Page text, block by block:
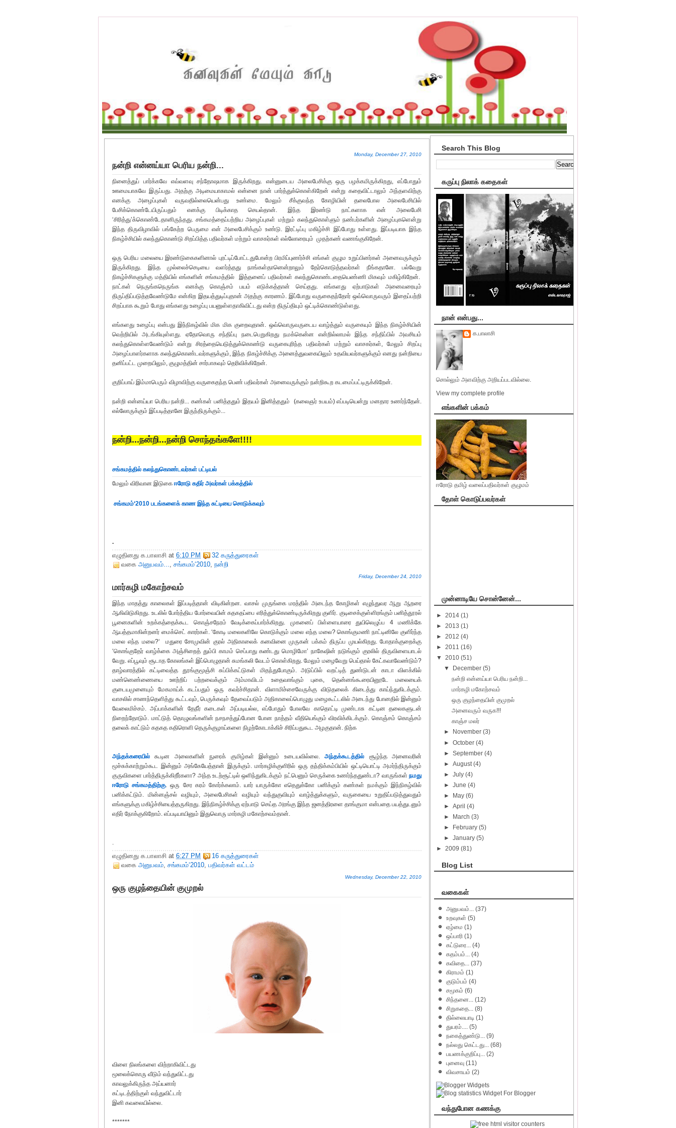
Monday, December 27, 2010
நன்றி என்னய்யா பெரிய நன்றி...
நினைத்துப் பார்க்கவே எவ்வளவு சந்தோஷமாக இருக்கிறது. என்னுடைய அலைபேசிக்கு ஒரு பழக்கமிருக்கிறது, எப்போதும்
ஊமையாகவே இருப்பது. அதற்கு அடிமையாகாமல் என்னை நான் பார்த்துக்கொள்கிறேன் என்று கதைவிட்டாலும் அந்தளவிற்கு
எனக்கு அழைப்புகள் வருவதில்லையென்பது உண்மை. மேலும் சீக்குவந்த கோழியின் தலைபோல அலைபேசியில்
பேசிக்கொண்டேயிருப்பதும் எனக்கு பிடிக்காத செயல்தான். இந்த இரண்டு நாட்களாக என் அலைபேசி
‘சிரித்து’க்கொண்டேதானிருந்தது. சங்கமத்தைப்பற்றிய அழைப்புகள் மற்றும் கலந்துகொள்ளும் நண்பர்களின் அழைப்புகளென்று
இந்த திருவிழாவில் பங்கேற்ற பெருமை என் அலைபேசிக்கும் உண்டு. இரட்டிப்பு மகிழ்ச்சி இப்போது உள்ளது. இப்படியாக இந்த
நிகழ்ச்சியில் கலந்துகொண்டு சிறப்பித்த பதிவர்கள் மற்றும் வாசகர்கள் எல்லோரையும் முதற்கண் வணங்குகிறேன்.
ஒரு பெரிய மலையை இரண்டுகைகளினால் புரட்டிப்போட்டதுபோன்ற பிரமிப்புணர்ச்சி எங்கள் குழும உறுப்பினர்கள் அனைவருக்கும்
இருக்கிறது. இந்த முல்லைச்செடியை வளர்த்தது நாங்கள்தானென்றாலும் தேர்கொடுத்தவர்கள் நீங்கதானே. பல்வேறு
நிகழ்ச்சிகளுக்கு மத்தியில் எங்களின் சங்கமத்தில் இத்தனைப் பதிவர்கள் கலந்துகொண்டதையெண்ணி மிகவும் மகிழ்கிறேன்.
நாட்கள் நெருங்கநெருங்க எனக்கு கொஞ்சம் பயம் எடுக்கத்தான் செய்தது. எங்களது ஏற்பாடுகள் அனைவரையும்
திருப்திப்படுத்தவேண்டுமே என்கிற இதயத்துடிப்புதான் அதற்கு காரணம். இப்போது வருகைதந்தோர் ஒவ்வொருவரும் இதைப்பற்றி
சிறப்பாக கூறும் போது எங்களது உழைப்பு பயனுள்ளதாகிவிட்டது என்ற திருப்தியும் ஒட்டிக்கொண்டுள்ளது.
எங்களது உழைப்பு என்பது இந்நிகழ்வில் மிக மிக குறைவுதான். ஒவ்வொருவருடைய வாழ்த்தும் வருகையும் இந்த நிகழ்ச்சியின்
வெற்றியில் அடங்கியுள்ளது. ஏதோவொரு சந்திப்பு நடைபெறுகிறது நமக்கென்ன என்றில்லாமல் இந்த சந்திப்பில் அவசியம்
கலந்துகொள்ளவேண்டும் என்று சிரத்தையெடுத்துக்கொண்டு வருகைபுரிந்த பதிவர்கள் மற்றும் வாசகர்கள், மேலும் சிறப்பு
அழைப்பாளர்களாக கலந்துகொண்டவர்களுக்கும், இந்த நிகழ்ச்சிக்கு அனைத்துவகையிலும் உதவியவர்களுக்கும் எனது நன்றியை
தனிப்பட்ட முறையிலும், குழுமத்தின் சார்பாகவும் தெரிவிக்கிறேன்.
குறிப்பாய் இம்மாபெரும் விழாவிற்கு வருகைதந்த பெண் பதிவர்கள் அனைவருக்கும் நன்றிகூற கடமைப்பட்டிருக்கிறேன்.
நன்றி என்னய்யா பெரிய நன்றி... கண்கள் பனித்ததும் இதயம் இனித்ததும் (கலைஞர் உபயம்) எப்படியென்று மனதார உணர்ந்தேன்.
எல்லோருக்கும் இப்படித்தானே இருந்திருக்கும்...
நன்றி...நன்றி...நன்றி சொந்தங்களே!!!!
சங்கமத்தில் கலந்துகொண்டவர்கள் பட்டியல்
மேலும் விரிவான இடுகை ஈரோடு கதிர் அவர்கள் பக்கத்தில்
சங்கமம்‘2010 படங்களைக் காண இந்த சுட்டியை சொடுக்கவும்
.
எழுதினது க.பாலாசி at 6:10 PM
32 கருத்துரைகள்
வகை அனுபவம்... சங்கமம்‘2010 நன்றி
Friday, December 24, 2010
மார்கழி மகோற்சவம்
இந்த மாதத்து காலைகள் இப்படித்தான் விடிகின்றன. வாசல் முருங்கை மரத்தில் அடைந்த கோழிகள் எழுந்துவர ஆறு ஆறரை
ஆகிவிடுகிறது. உடலில் போர்த்திய போர்வையின் கதகதப்பை எரித்துக்கொண்டிருக்கிறது குளிர். குடிசைக்குள்ளிரங்கும் பனித்தூரல்
பூனைகளின் உறக்கத்தைக்கூட கொஞ்சநேரம் வேடிக்கைப்பார்க்கிறது. முகனைப் பிள்ளையாரை துயிலெழுப்ப 4 மணிக்கே
ஆயத்தமாகின்றனர் மைக்செட் காரர்கள். ‘கோடி மலைகளிலே கொடுக்கும் மலை எந்த மலை? கொங்குமணி நாட்டினிலே குளிர்ந்த
மலை எந்த மலை?‘ மதுரை சோமுவின் குரல் அதிகாலைக் கனவினை முருகன் பக்கம் திருப்ப முயல்கிறது. போதாக்குறைக்கு
‘கொங்குதேர் வாழ்க்கை அஞ்சிறைத் தும்பி காமம் செப்பாது கண்டது மொழிமோ’ நாகேஷின் நடுங்கும் குரலில் திருவிளையாடல்
வேறு. எப்பூவும் சூடாத கோலங்கள் இப்பொழுதான் சுமங்கலி வேடம் கொள்கிறது. மேலும் மழைவேறு பெய்தால் கேட்கவாவேண்டும்?
தாழ்வாரத்தில் கட்டிவைத்த தூங்குமூஞ்சி சுப்பிக்கட்டுகள் மிதந்துபோகும். அடுப்பில் வறட்டித் துண்டுடன் காடா விளக்கில்
மண்னெண்ணையை ஊற்றிப் பற்றவைக்கும் அம்மாவிடம் உதைவாங்கும் புகை, தென்னங்கூரையினூடே மலையைக்
குடையமுனையும் மேகமாய்க் கடப்பதும் ஒரு கவர்ச்சிதான். விளாமிச்சைவேருக்கு விடுதலைக் கிடைத்து காய்ந்துகிடக்கும்.
வாசலில் சாணந்தெளித்து கூட்டவும், பெருக்கவும் தேவைப்படும் அதிகாலைப்பொழுது மழைகூட்டலில் அடைந்து போனதில் இன்னும்
வேலைமிச்சம். அப்பாக்களின் தேநீர் கடைகள் அப்படியல்ல, எப்போதும் போலவே காதொட்டி முண்டாசு கட்டின தலைகளுடன்
நிறைந்தோடும். மாட்டுத் தொழுவங்களின் நசநசத்துப்போன போன நாத்தம் வீதியெங்கும் விரவிக்கிடக்கும். கொஞ்சம் கொஞ்சம்
தலைக் காட்டும் கதகத கதிரொளி தெருக்குழாய்களை நிழற்கோடாக்கிச் சிரிப்பதுகூட அழகுதான். நிற்க
அந்தக்கரையில் கூடின அலைகளின் நுரைக் குமிழ்கள் இன்னும் உடையவில்லை.அந்தக்கூடத்தில் சூழ்ந்த அனைவரின்
மூச்சுக்காற்றும்கூட இன்னும் அங்கேயேத்தான் இருக்கும். மார்கழிக்குளிரில் ஒரு தந்திக்கம்பியில் ஒட்டியொட்டி அமர்ந்திருக்கும்
குருவிகளை பார்த்திருக்கிறீர்களா? அந்த உடற்சூட்டில் ஒளிந்துகிடக்கும் நட்பெனும் செருக்கை உணர்ந்ததுண்டா? வாருங்கள் நமது
ஈரோடு சங்கமத்திற்கு. ஒரு சேர கரம் கோர்க்கலாம். யார் யாருக்கோ எதெதுக்கோ பனிக்கும் கண்கள் நமக்கும் இந்நிகழ்வில்
பனிக்கட்டும். மின்னஞ்சல் வழியும், அலைபேசிகள் வழியும் வந்துகுவியும் வாழ்த்துக்களும், வருகையை உறுதிப்படுத்துவதும்
எங்களுக்கு மகிழ்ச்சியைத்தருகிறது. இந்நிகழ்ச்சிக்கு ஏற்பாடு செய்த அரங்கு இந்த ஜனத்திரளை தாங்குமா என்பதை பயத்துடனும்
எதிர் நோக்குகிறோம். எப்படியாயினும் இதுவொரு மார்கழி மகோற்சவம்தான்.
எழுதினது க.பாலாசி at 6:27 PM
16 கருத்துரைகள்
வகை அனுபவம் சங்கமம்‘2010 பதிவர்கள் வட்டம்
Wednesday, December 22, 2010
ஒரு குழந்தையின் குமுறல்
விளை நிலங்களை விற்றாகிவிட்டது
மூலைக்கொரு வீடும் வந்துவிட்டது
காவலுக்கிருந்த அய்யனார்
கட்டிடத்திற்குள் வந்துவிட்டார்
இனி கவலையில்லை.
*******
Search This Blog
கருப்பு நிலாக் கதைகள்
நான் என்பது...
க.பாலாசி
சொல்லும் அளவிற்கு அறியப்படவில்லை.
View my complete profile
எங்களின் பக்கம்
ஈரோடு தமிழ் வலைப்பதிவர்கள் குழுமம்
தோள் கொடுப்பவர்கள்
முன்னாடியே சொன்னேன்...
► 2014 (1)
► 2013 (1)
► 2012 (4)
► 2011 (16)
▼ 2010 (51)
▼
December (5)
நன்றி என்னய்யா பெரிய நன்றி...
மார்கழி மகோற்சவம்
ஒரு குழந்தையின் குமுறல்
அனைவரும் வருக!!!
காஞ்ச மலர்
►
November (3)
► October (4)
► September (4)
► August (4)
► July (4)
► June (4)
►
May (6)
► April (4)
►
March (3)
►
February (5)
► January (5)
► 2009 (81)
Blog List
வகைகள்
அனுபவம்... (37)
உறவுகள் (5)
ஏழ்மை (1)
ஒப்பாரி (1)
கட்டுரை... (4)
கதம்பம்... (4)
கவிதை... (37)
கிராமம் (1)
குடும்பம் (4)
சமூகம் (6)
சிந்தனை... (12)
சிறுகதை... (8)
தில்லையாடி (1)
துயரம்.... (5)
நகைத்துண்டு... (9)
நல்லது கெட்டது... (68)
பயணக்குறிப்பு... (2)
புனைவு (11)
விவசாயம் (2)
வந்துபோன கணக்கு